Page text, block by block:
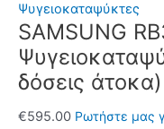
Ψυγειοκαταψύκτες
SAMSUNG
δόσεις άτοκα)
€595.00 Ρωτήστε μας